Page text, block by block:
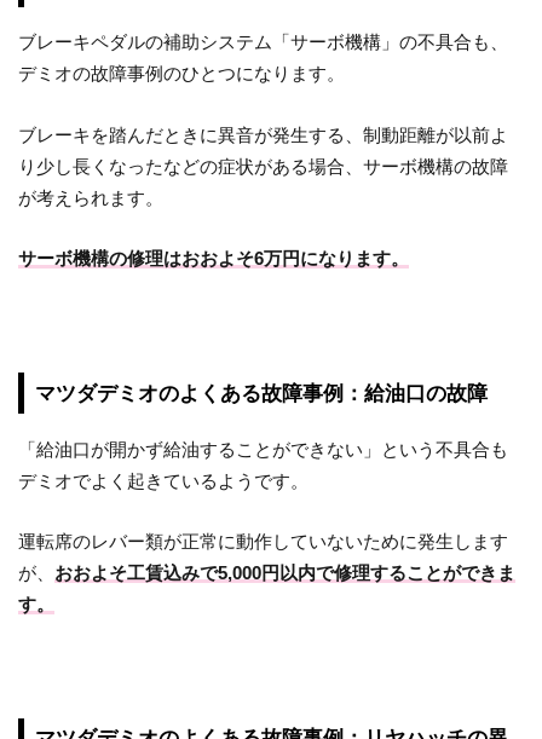
ブレーキペダルの補助システム「サーボ機構」の不具合も、
デミオの故障事例のひとつになります。
ブレーキを踏んだときに異音が発生する、制動距離が以前よ
り少し長くなったなどの症状がある場合、サーボ機構の故障
が考えられます。
サーボ機構の修理はおおよそ6万円になります。
マツダデミオのよくある故障事例：給油口の故障
「給油口が開かず給油することができない」という不具合も
デミオでよく起きているようです。
運転席のレバー類が正常に動作していないために発生します
が、 おおよそ工賃込みで5,000円以内で修理することができま
す。